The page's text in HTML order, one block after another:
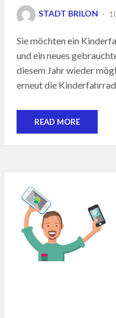
STADT BRILON
Sie möchten ein
und ein neues
diesem Jahr wieder
erneut die
READ MORE